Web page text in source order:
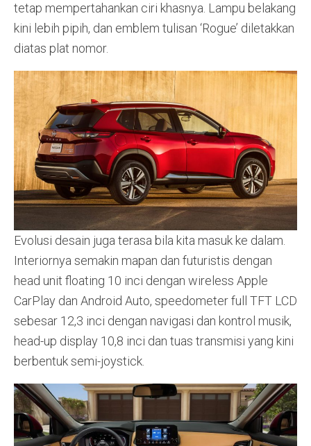
tetap mempertahankan ciri khasnya. Lampu belakang
kini lebih pipih, dan emblem tulisan ‘Rogue’ diletakkan
diatas plat nomor.
Evolusi desain juga terasa bila kita masuk ke dalam.
Interiornya semakin mapan dan futuristis dengan
head unit floating 10 inci dengan wireless Apple
CarPlay dan Android Auto, speedometer full TFT LCD
sebesar 12,3 inci dengan navigasi dan kontrol musik,
head-up display 10,8 inci dan tuas transmisi yang kini
berbentuk semi-joystick.